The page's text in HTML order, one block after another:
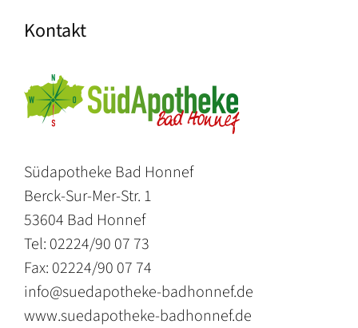
Kontakt
Südapotheke Bad Honnef
Berck-Sur-Mer-Str. 1
53604 Bad Honnef
Tel: 02224/90 07 73
Fax: 02224/90 07 74
info@suedapotheke-badhonnef.de
www.suedapotheke-badhonnef.de